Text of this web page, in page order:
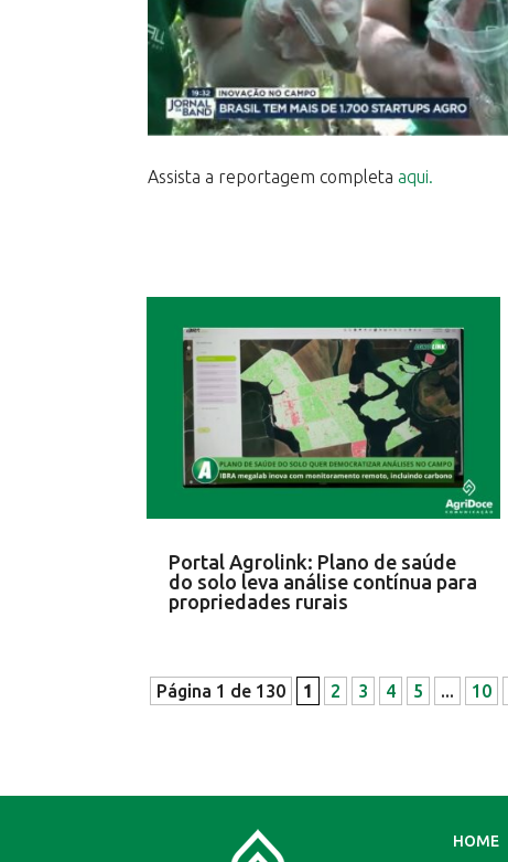
Assista a reportagem completa aqui.
Portal Agrolink: Plano de saúde
do solo leva análise contínua para
propriedades rurais
Página 1 de 130 1 2 3 4 5 ... 10
HOME